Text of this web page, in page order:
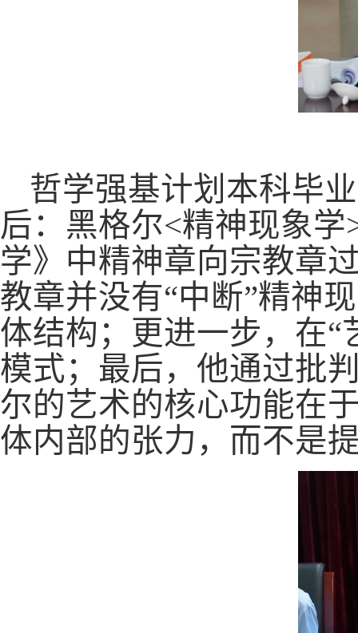
哲学强基计划本科毕
后：黑格尔<精神现象
学》中精神章向宗教章
教章并没有“中断”精神
体结构；更进一步，在
模式；最后，他通过批
尔的艺术的核心功能在
体内部的张力，而不是